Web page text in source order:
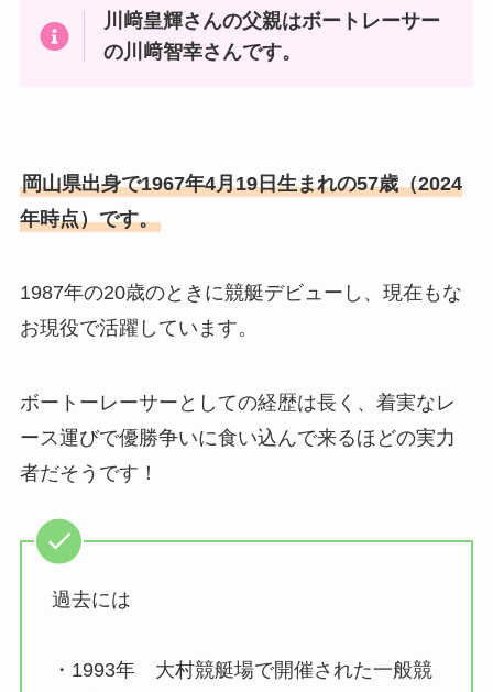
川﨑皇輝さんの父親はボートレーサー
の川﨑智幸さんです。
岡山県出身で1967年4月19日生まれの57歳（2024
年時点）です。
1987年の20歳のときに競艇デビューし、現在もな
お現役で活躍しています。
ボートーレーサーとしての経歴は長く、着実なレ
ース運びで優勝争いに食い込んで来るほどの実力
者だそうです！
過去には
・1993年 大村競艇場で開催された一般競